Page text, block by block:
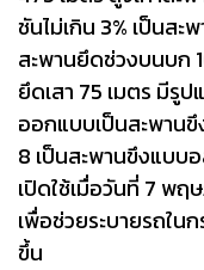
ชันไม่เกิน 3% เป็นส
สะพานยึดช่วงบนบก
ยึดเสา 75 เมตร มีรู
ออกแบบเป็นสะพาน
8 เป็นสะพานขึงแบบ
เปิดใช้เมื่อวันที่ 7 พฤ
เพื่อช่วยระบายรถใน
ขึ้น